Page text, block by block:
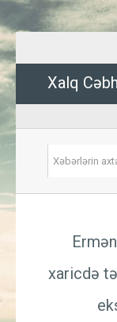
Xalq
xaricdə